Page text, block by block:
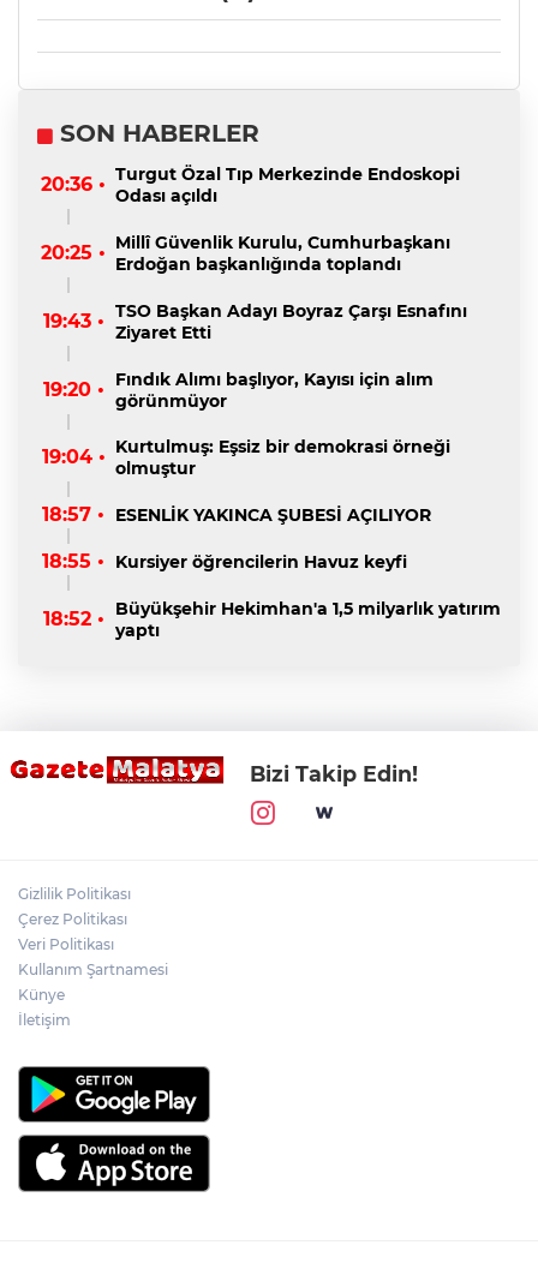
SON HABERLER
20:36 • Turgut Özal Tıp Merkezinde Endoskopi
Odası açıldı
20:25 • Millî Güvenlik Kurulu, Cumhurbaşkanı
Erdoğan başkanlığında toplandı
19:43 • TSO Başkan Adayı Boyraz Çarşı Esnafını
Ziyaret Etti
19:20 •
Fındık Alımı başlıyor, Kayısı için alım
görünmüyor
19:04 • Kurtulmuş: Eşsiz bir demokrasi örneği
olmuştur
18:57 • ESENLİK YAKINCA ŞUBESİ AÇILIYOR
18:55 • Kursiyer öğrencilerin Havuz keyfi
18:52 •
Büyükşehir Hekimhan'a 1,5 milyarlık yatırım
yaptı
Bizi Takip Edin!
Gizlilik Politikası
Çerez Politikası
Veri Politikası
Kullanım Şartnamesi
Künye
İletişim